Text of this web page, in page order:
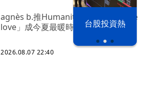
漢光42演習 台股投資熱
agnès b.推Humanitarian系列 「give
love」成今夏最暖時尚宣言
2026.08.07 22:40